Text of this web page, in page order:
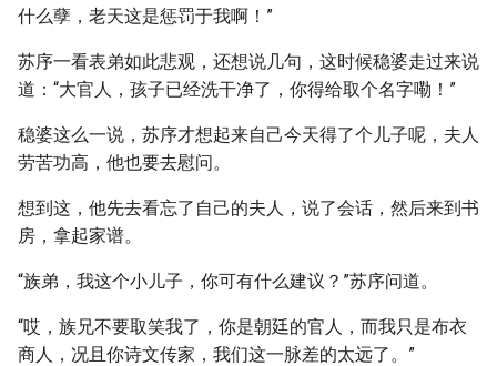
什么孽，老天这是惩罚于我啊！”
苏序一看表弟如此悲观，还想说几句，这时候稳婆走过来说
道：“大官人，孩子已经洗干净了，你得给取个名字嘞！”
稳婆这么一说，苏序才想起来自己今天得了个儿子呢，夫人
劳苦功高，他也要去慰问。
想到这，他先去看忘了自己的夫人，说了会话，然后来到书
房，拿起家谱。
“族弟，我这个小儿子，你可有什么建议？”苏序问道。
“哎，族兄不要取笑我了，你是朝廷的官人，而我只是布衣
商人，况且你诗文传家，我们这一脉差的太远了。”